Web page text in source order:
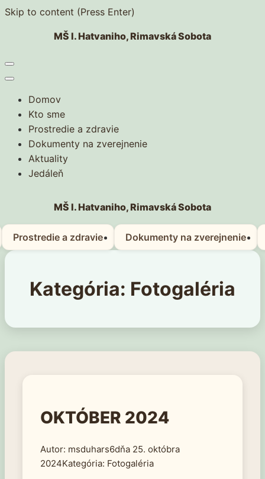
Skip to content (Press Enter)
MŠ I. Hatvaniho, Rimavská Sobota
Domov
Kto sme
Prostredie a zdravie
Dokumenty na zverejnenie
Aktuality
Jedáleň
MŠ I. Hatvaniho, Rimavská Sobota
Prostredie a zdravie Dokumenty na zverejnenie
Kategória: Fotogaléria
OKTÓBER 2024
msduhars6
25. októbra
2024
Fotogaléria